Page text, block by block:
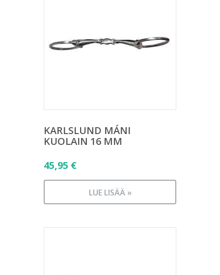
KARLSLUND MÁNI
KUOLAIN 16 MM
45,95 €
LUE LISÄÄ »